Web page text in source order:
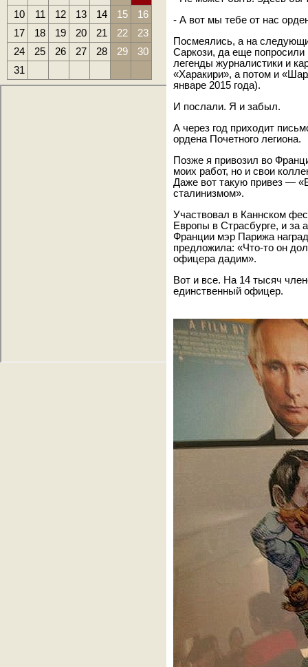
10
11 12 13 14 15
16
17
18 19 20 21 22
23
24
25 26 27 28 29
30
31
- А вот мы тебе от нас
Посмеялись, а на
Саркози, да еще
легенды журналистики и
«Харакири», а потом и
январе 2015 года).
И послали. Я и забыл.
А через год приходит
ордена Почетного легиона.
Позже я привозил во
моих работ, но и свои
Даже вот такую привез —
сталинизмом».
Участвовал в Каннском
Европы в Страсбурге, и за
Франции мэр Парижа
предложила: «Что-то он
офицера дадим».
Вот и все. На 14 тысяч
единственный офицер.